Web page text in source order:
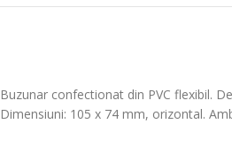
Buzunar confectionat din PVC flexibil.
Dimensiuni: 105 x 74 mm, orizontal.